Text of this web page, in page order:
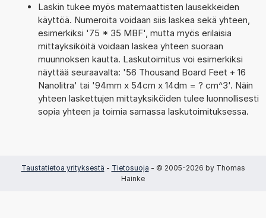
Laskin tukee myös matemaattisten lausekkeiden
käyttöä. Numeroita voidaan siis laskea sekä yhteen,
esimerkiksi '75 * 35 MBF', mutta myös erilaisia
mittayksiköitä voidaan laskea yhteen suoraan
muunnoksen kautta. Laskutoimitus voi esimerkiksi
näyttää seuraavalta: '56 Thousand Board Feet + 16
Nanolitra' tai '94mm x 54cm x 14dm = ? cm^3'. Näin
yhteen laskettujen mittayksiköiden tulee luonnollisesti
sopia yhteen ja toimia samassa laskutoimituksessa.
Taustatietoa yrityksestä - Tietosuoja - © 2005-2026 by Thomas
Hainke